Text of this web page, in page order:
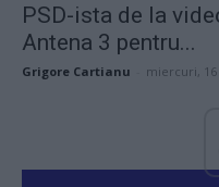
PSD-ista de la
Antena 3 pentru...
Grigore Cartianu miercuri,